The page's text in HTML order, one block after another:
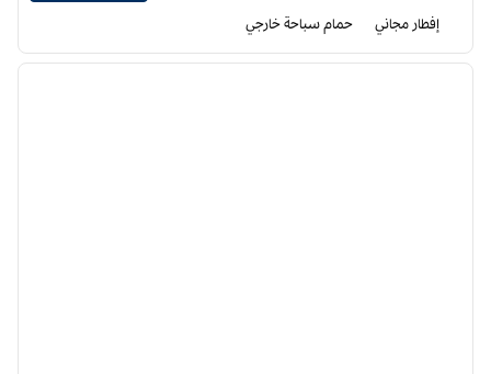
إفطار مجاني حمام سباحة خارجي
1 من 12
الصورة